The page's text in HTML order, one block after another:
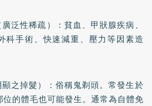
泛性稀疏）：貧血、甲狀腺疾病、
科手術、快速減重、壓力等因素造
之掉髮）：俗稱鬼剃頭。常發生於
位的體毛也可能發生。通常為自體免